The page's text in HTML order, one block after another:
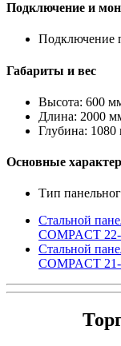
Подключение и
Подключение
Габариты и вес
Высота: 600
Длина: 2000
Глубина:
Основные
Тип
Стальной
COMPACT
Стальной
COMPACT